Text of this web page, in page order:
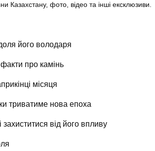
Казахстану, фото, відео та інші ексклюзиви.
його володаря
факти про камінь
місяця
триватиме нова епоха
захиститися від його впливу